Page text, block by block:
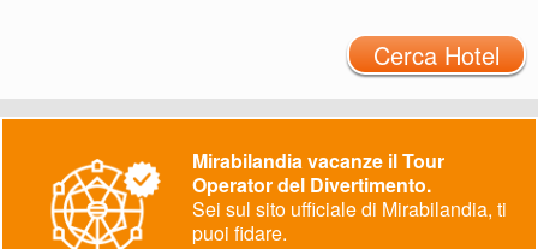
Cerca Hotel
Mirabilandia vacanze il Tour
Operator del Divertimento.
Sei sul sito ufficiale di Mirabilandia, ti
puoi fidare.